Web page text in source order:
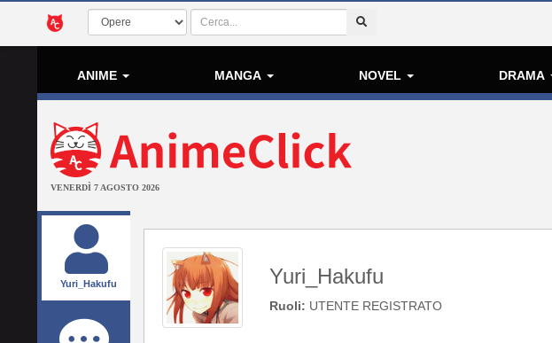
ANIME MANGA NOVEL DRAMA
VENERDÌ 7 AGOSTO 2026
Yuri_Hakufu Yuri_Hakufu
Ruoli: UTENTE REGISTRATO